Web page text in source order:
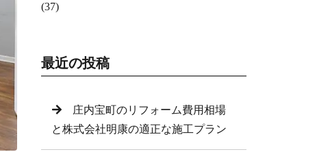
(37)
最近の投稿
庄内宝町のリフォーム費用相場
と株式会社明康の適正な施工プラン